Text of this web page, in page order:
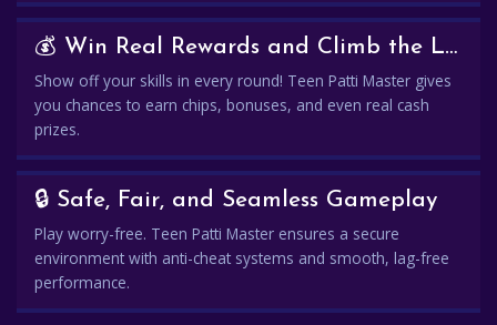
💰 Win Real Rewards and Climb the Leaderboard
Show off your skills in every round! Teen Patti Master gives
you chances to earn chips, bonuses, and even real cash
prizes.
🔒 Safe, Fair, and Seamless Gameplay
Play worry-free. Teen Patti Master ensures a secure
environment with anti-cheat systems and smooth, lag-free
performance.